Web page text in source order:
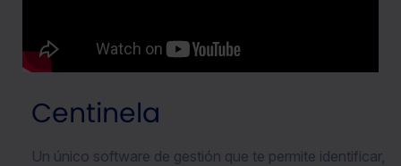
Centinela
Un único software de gestión que te permite identificar,